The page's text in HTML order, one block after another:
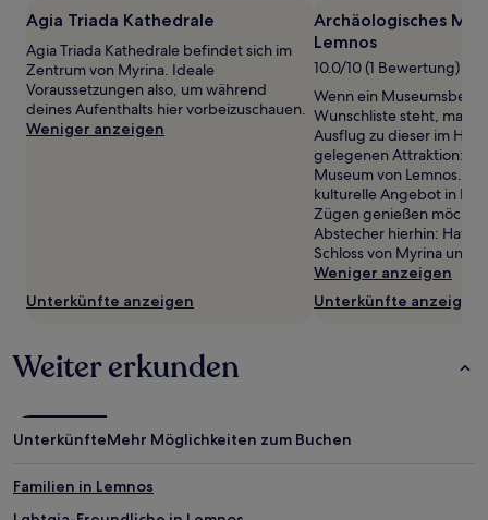
Verfügbarkeiten
können
sich
ändern.
Es
können
zusätzliche
Agia Triada Kathedrale
Agia Triada Kathedrale befindet sich im
Zentrum von Myrina. Ideale
Voraussetzungen also, um während
deines Aufenthalts hier vorbeizuschauen.
Weniger anzeigen
Unterkünfte anzeigen
Archäologisches
Lemnos
10.0/10 (1 Bewertung)
Wenn ein
Wunschliste steht, mach
Ausflug zu dieser im
gelegenen Attraktion:
Museum von Lemnos.
kulturelle Angebot in
Zügen genießen
Abstecher hierhin: Hafen
Schloss von Myrina und
Weniger anzeigen
Unterkünfte anzeigen
Weiter erkunden
UnterkünfteMehr Möglichkeiten zum Buchen
Familien in Lemnos